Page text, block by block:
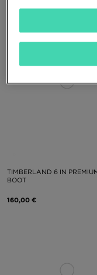
230,00 €
TIMBERLAND 6 IN
BOOT
160,00 €